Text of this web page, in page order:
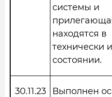
системы и
находятся в
технически
состоянии.
30.11.23
Выполнен